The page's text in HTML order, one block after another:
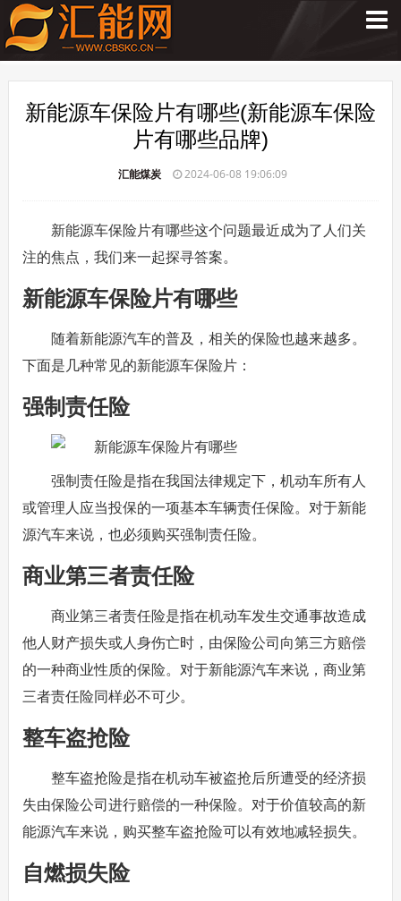
新能源车保险片有哪些(新能源车保险
片有哪些品牌)
汇能煤炭 2024-06-08 19:06:09
新能源车保险片有哪些这个问题最近成为了人们关
注的焦点，我们来一起探寻答案。
新能源车保险片有哪些
随着新能源汽车的普及，相关的保险也越来越多。
下面是几种常见的新能源车保险片：
强制责任险
强制责任险是指在我国法律规定下，机动车所有人
或管理人应当投保的一项基本车辆责任保险。对于新能
源汽车来说，也必须购买强制责任险。
商业第三者责任险
商业第三者责任险是指在机动车发生交通事故造成
他人财产损失或人身伤亡时，由保险公司向第三方赔偿
的一种商业性质的保险。对于新能源汽车来说，商业第
三者责任险同样必不可少。
整车盗抢险
整车盗抢险是指在机动车被盗抢后所遭受的经济损
失由保险公司进行赔偿的一种保险。对于价值较高的新
能源汽车来说，购买整车盗抢险可以有效地减轻损失。
自燃损失险